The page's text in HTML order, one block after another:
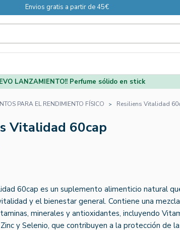
Envios gratis a partir de 45€
LANZAMIENTO!! Perfume sólido en stick
PARA EL RENDIMIENTO FÍSICO Resiliens Vitalidad
Vitalidad 60cap
60cap es un suplemento alimenticio natural
y el bienestar general. Contiene una mezcla
minerales y antioxidantes, incluyendo
y Selenio, que contribuyen a la protección de